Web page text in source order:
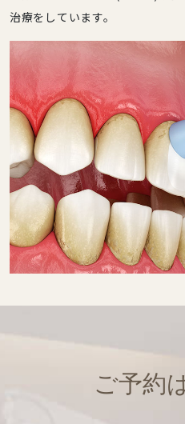
治療をしています。
ご予約